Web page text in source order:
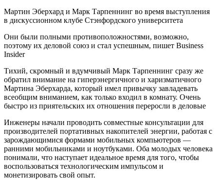
Мартин Эберхард и Марк Тарпеннинг во время выступления
в дискуссионном клубе Стэнфордского университета
Они были полными противоположностями, возможно,
поэтому их деловой союз и стал успешным, пишет Business
Insider
Тихий, скромный и вдумчивый Марк Тарпеннинг сразу же
обратил внимание на гиперэнергичного и харизматичного
Мартина Эберхарда, который имел привычку завладевать
всеобщим вниманием, как только входил в комнату. Очень
быстро из приятельских их отношения переросли в деловые
Инженеры начали проводить совместные консультации для
производителей портативных накопителей энергии, работая с
зарождающимися формами мобильных компьютеров —
ранними мобильниками и ноутбуками. Оба молодых человека
понимали, что наступает идеальное время для того, чтобы
воспользоваться технологическим импульсом и
монетизировать свой опыт.